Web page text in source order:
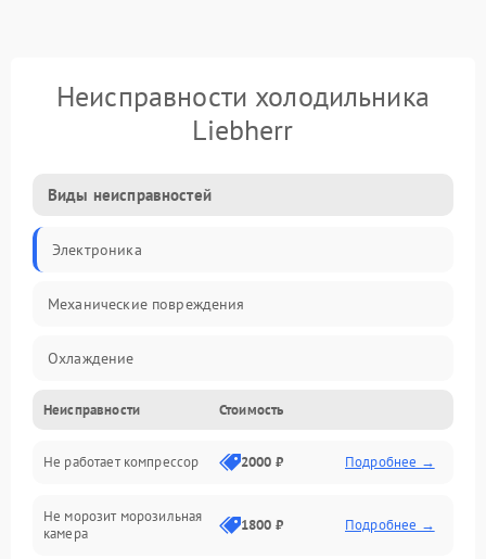
Неисправности холодильника
Liebherr
Виды неисправностей
Электроника
Механические повреждения
Охлаждение
Механика
Электропитание
Дренаж
Неисправности Стоимость
Не работает компрессор 2000 ₽ Подробнее →
Не морозит морозильная
камера
1800 ₽ Подробнее →